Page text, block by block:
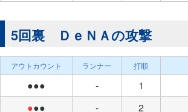
5回裏 ＤｅＮＡの攻撃
アウトカウント ランナー 打順
●●● - 1
●●● - 2